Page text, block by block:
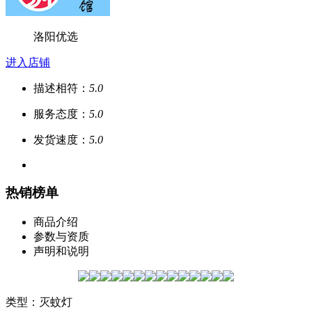
洛阳优选
进入店铺
描述相符： 5.0
服务态度： 5.0
发货速度： 5.0
热销榜单
商品介绍
参数与资质
声明和说明
类型：灭蚊灯